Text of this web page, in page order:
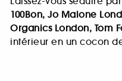
100Bon, Jo Malone
Organics London, Tom
intérieur en un cocon